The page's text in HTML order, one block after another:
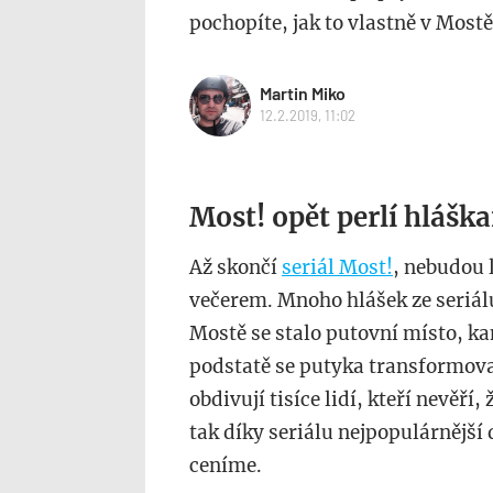
pochopíte, jak to vlastně v
Martin Miko
12.2.2019, 11:02
Most! opět perlí
Až skončí seriál Most!,
večerem. Mnoho hlášek ze
Mostě se stalo putovní místo,
podstatě se putyka
obdivují tisíce lidí, kteří nevěří,
tak díky seriálu nejpopulárnější
ceníme.